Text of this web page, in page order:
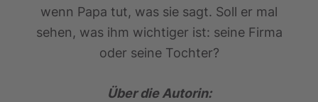
wenn Papa tut, was sie sagt. Soll er mal
sehen, was ihm wichtiger ist: seine Firma
oder seine Tochter?
Über die Autorin: